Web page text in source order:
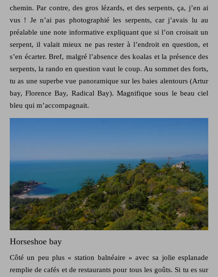
chemin. Par contre, des gros lézards, et des serpents, ça, j’en ai
vus ! Je n’ai pas photographié les serpents, car j’avais lu au
préalable une note informative expliquant que si l’on croisait un
serpent, il valait mieux ne pas rester à l’endroit en question, et
s’en écarter. Bref, malgré l’absence des koalas et la présence des
serpents, la rando en question vaut le coup. Au sommet des forts,
tu as une superbe vue panoramique sur les baies alentours (Artur
bay, Florence Bay, Radical Bay). Magnifique sous le beau ciel
bleu qui m’accompagnait.
Horseshoe bay
Côté un peu plus « station balnéaire » avec sa jolie esplanade
remplie de cafés et de restaurants pour tous les goûts. Si tu es sur